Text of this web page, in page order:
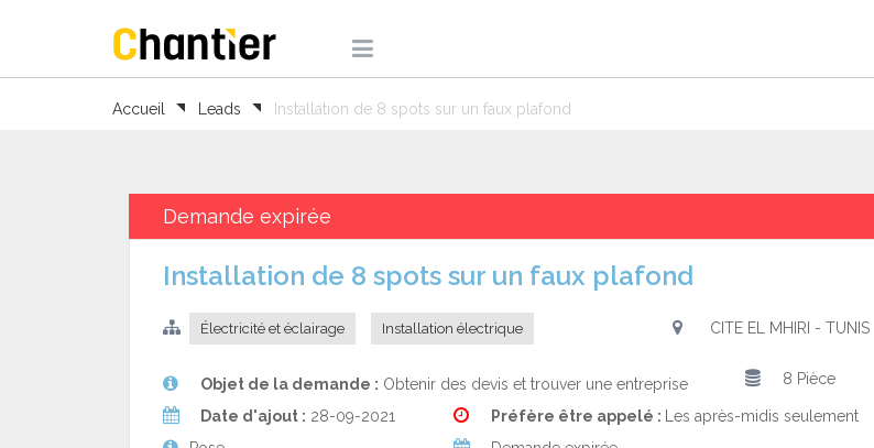
Accueil Leads Installation de 8 spots sur un faux plafond
Demande expirée
Installation de 8 spots sur un faux plafond
Électricité et éclairage Installation électrique CITE EL MHIRI - TUNIS
Objet de la demande : Obtenir des devis et trouver une entreprise 8 Pièce
Date d'ajout : 28-09-2021 Préfère être appelé :
Les après-midis seulement